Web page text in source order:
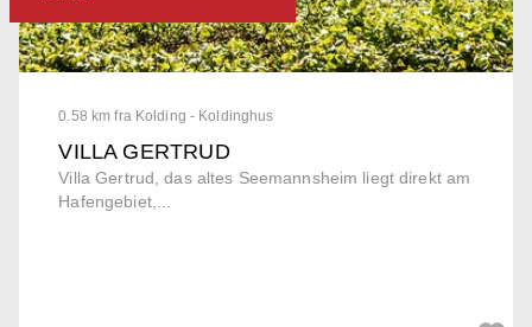
0.58 km fra Kolding - Koldinghus
VILLA GERTRUD
Villa Gertrud, das altes Seemannsheim liegt direkt am
Hafengebiet,...